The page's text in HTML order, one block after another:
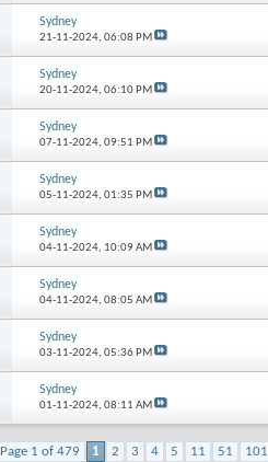
Sydney
21-11-2024, 06:08 PM
Sydney
20-11-2024, 06:10 PM
Sydney
07-11-2024, 09:51 PM
Sydney
05-11-2024, 01:35 PM
Sydney
04-11-2024, 10:09 AM
Sydney
04-11-2024, 08:05 AM
Sydney
03-11-2024, 05:36 PM
Sydney
01-11-2024, 08:11 AM
Page 1 of 479 1 2 3 4 5 11 51 101